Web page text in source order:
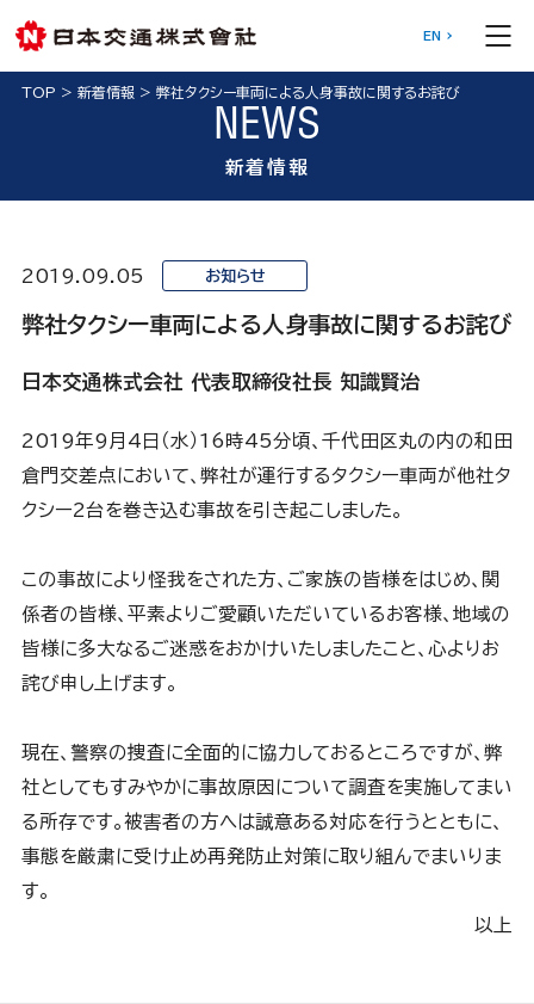
EN
TOP > 新着情報> 弊社タクシー車両による人身事故に関するお詫び
NEWS
新着情報
2019.09.05 お知らせ
弊社タクシー車両による人身事故に関するお詫び
日本交通株式会社 代表取締役社長 知識賢治
2019年9月4日（水）16時45分頃、千代田区丸の内の和田
倉門交差点において、弊社が運行するタクシー車両が他社タ
クシー2台を巻き込む事故を引き起こしました。
この事故により怪我をされた方、ご家族の皆様をはじめ、関
係者の皆様、平素よりご愛顧いただいているお客様、地域の
皆様に多大なるご迷惑をおかけいたしましたこと、心よりお
詫び申し上げます。
現在、警察の捜査に全面的に協力しておるところですが、弊
社としてもすみやかに事故原因について調査を実施してまい
る所存です。被害者の方へは誠意ある対応を行うとともに、
事態を厳粛に受け止め再発防止対策に取り組んでまいりま
す。
以上